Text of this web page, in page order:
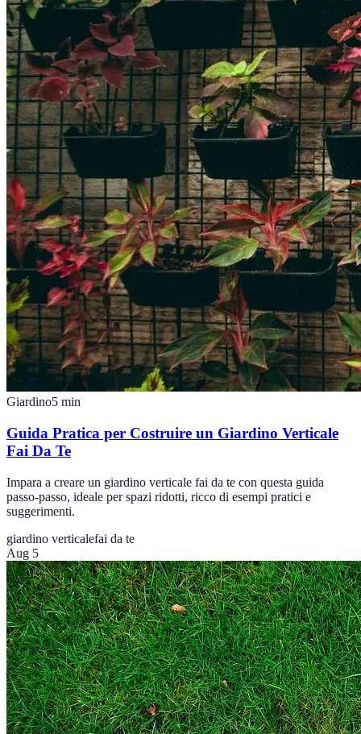
Giardino5 min
Guida Pratica per Costruire un Giardino Verticale
Fai Da Te
Impara a creare un giardino verticale fai da te con questa guida
passo-passo, ideale per spazi ridotti, ricco di esempi pratici e
suggerimenti.
giardino verticalefai da te
Aug 5